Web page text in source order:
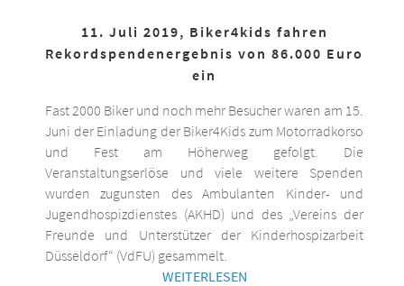
11. Juli 2019, Biker4kids fahren
Rekordspendenergebnis von 86.000 Euro
ein
Fast 2000 Biker und noch mehr Besucher waren am 15.
Juni der Einladung der Biker4Kids zum Motorradkorso
und Fest am Höherweg gefolgt. Die
Veranstaltungserlöse und viele weitere Spenden
wurden zugunsten des Ambulanten Kinder- und
Jugendhospizdienstes (AKHD) und des „Vereins der
Freunde und Unterstützer der Kinderhospizarbeit
Düsseldorf“ (VdFU) gesammelt.
WEITERLESEN